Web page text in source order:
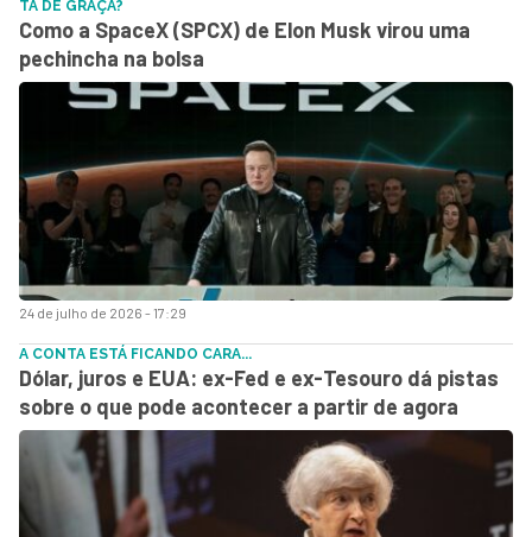
24 de julho de 2026 - 17:29
TÁ DE GRAÇA?
Como a SpaceX (SPCX) de Elon Musk virou uma
pechincha na bolsa
A CONTA ESTÁ FICANDO CARA...
Dólar, juros e EUA: ex-Fed e ex-Tesouro dá pistas
sobre o que pode acontecer a partir de agora